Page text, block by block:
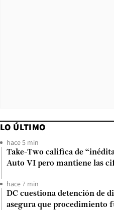
LO ÚLTIMO
hace 5 min
Take-Two califica de
Auto VI pero mantiene las
hace 7 min
DC cuestiona detención de
asegura que procedimiento